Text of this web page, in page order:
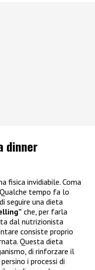
dinner
fisica invidiabile. Coma
tempo fa lo
seguire una dieta
che, per farla
dal nutrizionista
consiste proprio
Questa dieta
di rinforzare il
i processi di